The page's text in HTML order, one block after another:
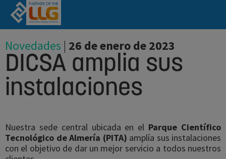
Novedades | 26 de enero de 2023
DICSA amplia sus
instalaciones
Nuestra sede central ubicada en el Parque Científico
Tecnológico de Almería (PITA) amplía sus instalaciones
con el objetivo de dar un mejor servicio a todos nuestros